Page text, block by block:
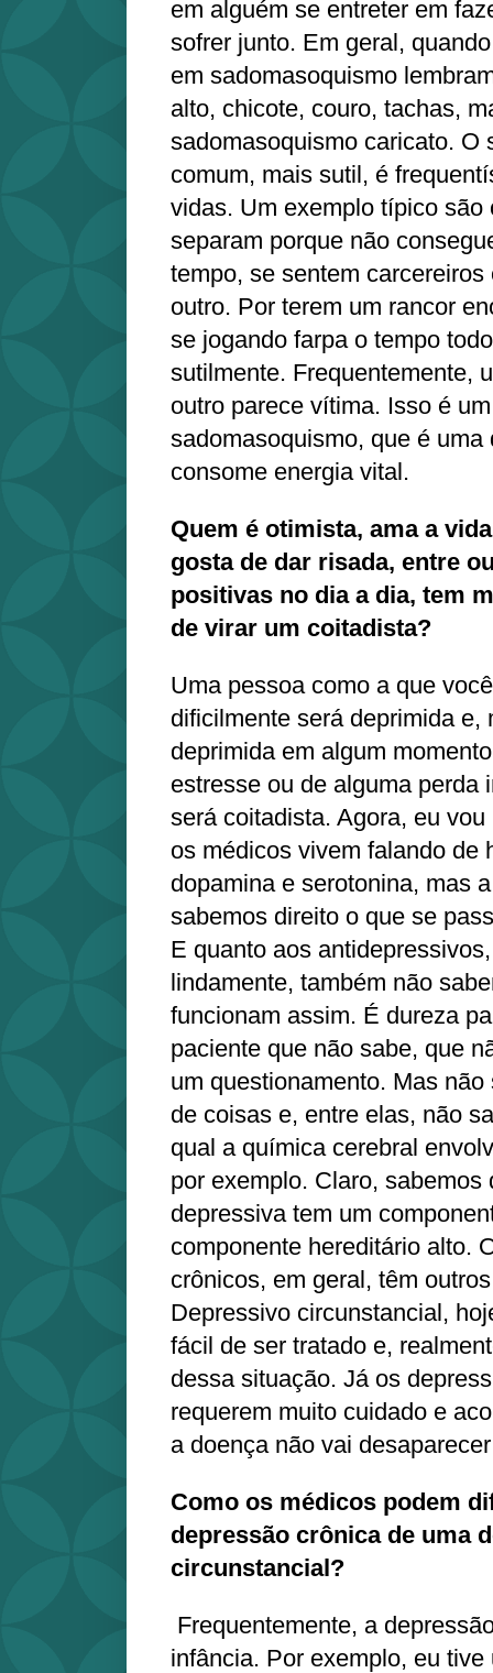
em alguém se entreter em
sofrer junto. Em geral,
em sadomasoquismo
alto, chicote, couro, tachas,
sadomasoquismo caricato. O
comum, mais sutil, é
vidas. Um exemplo típico são
separam porque não
tempo, se sentem
outro. Por terem um rancor
se jogando farpa o tempo
sutilmente. Frequentemente,
outro parece vítima. Isso é
sadomasoquismo, que é
consome energia vital.
Quem é otimista, ama a
gosta de dar risada, entre
positivas no dia a dia, tem
de virar um coitadista?
Uma pessoa como a que
dificilmente será deprimida e,
deprimida em algum
estresse ou de alguma perda
será coitadista. Agora, eu
os médicos vivem falando de
dopamina e serotonina, mas
sabemos direito o que se
E quanto aos
lindamente, também não
funcionam assim. É dureza
paciente que não sabe, que
um questionamento. Mas
de coisas e, entre elas, não
qual a química cerebral
por exemplo. Claro, sabemos
depressiva tem um
componente hereditário alto.
crônicos, em geral, têm
Depressivo circunstancial,
fácil de ser tratado e,
dessa situação. Já os
requerem muito cuidado e
a doença não vai
Como os médicos podem
depressão crônica de uma
circunstancial?
Frequentemente, a
infância. Por exemplo, eu